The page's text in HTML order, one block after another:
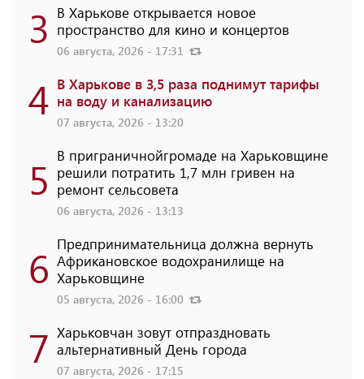
3 В Харькове открывается новое
пространство для кино и концертов
06 августа, 2026 - 17:31
4 В Харькове в 3,5 раза поднимут тарифы
на воду и канализацию
07 августа, 2026 - 13:20
5 В приграничнойгромаде на Харьковщине
решили потратить 1,7 млн ​​гривен на
ремонт сельсовета
06 августа, 2026 - 13:13
6 Предпринимательница должна вернуть
Африкановское водохранилище на
Харьковщине
05 августа, 2026 - 16:00
7 Харьковчан зовут отпраздновать
альтернативный День города
07 августа, 2026 - 17:15